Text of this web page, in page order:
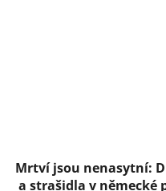
Mrtví jsou nenasytní:
a strašidla v německé